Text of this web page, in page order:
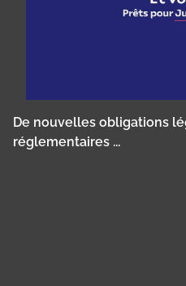
De nouvelles obligations
réglementaires ...